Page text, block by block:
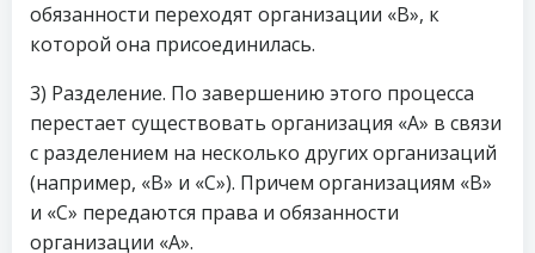
обязанности переходят организации «B», к
которой она присоединилась.
3) Разделение. По завершению этого процесса
перестает существовать организация «А» в связи
с разделением на несколько других организаций
(например, «B» и «С»). Причем организациям «B»
и «С» передаются права и обязанности
организации «А».